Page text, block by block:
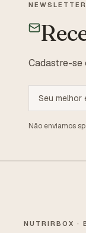
NEWSLETTER
Cadastre-se
Não enviamos
NUTRIRBOX ·